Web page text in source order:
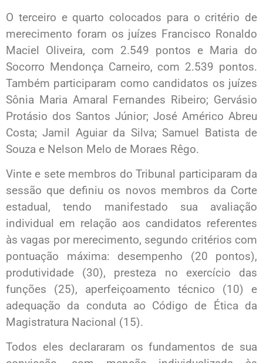
O terceiro e quarto colocados para o critério de
merecimento foram os juízes Francisco Ronaldo
Maciel Oliveira, com 2.549 pontos e Maria do
Socorro Mendonça Carneiro, com 2.539 pontos.
Também participaram como candidatos os juízes
Sônia Maria Amaral Fernandes Ribeiro; Gervásio
Protásio dos Santos Júnior; José Américo Abreu
Costa; Jamil Aguiar da Silva; Samuel Batista de
Souza e Nelson Melo de Moraes Rêgo.
Vinte e sete membros do Tribunal participaram da
sessão que definiu os novos membros da Corte
estadual, tendo manifestado sua avaliação
individual em relação aos candidatos referentes
às vagas por merecimento, segundo critérios com
pontuação máxima: desempenho (20 pontos),
produtividade (30), presteza no exercício das
funções (25), aperfeiçoamento técnico (10) e
adequação da conduta ao Código de Ética da
Magistratura Nacional (15).
Todos eles declararam os fundamentos de sua